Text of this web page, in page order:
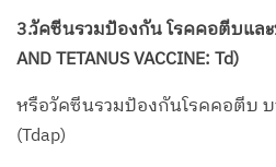
3.วัคซีนรวมป้องกัน โรคคอตีบและ
AND TETANUS VACCINE: Td)
หรือวัคซีนรวมป้องกันโรคคอตีบ
(Tdap)